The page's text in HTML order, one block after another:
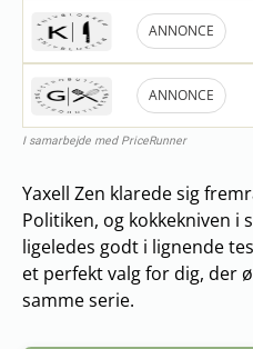
ANNONCE
ANNONCE
I samarbejde med PriceRunner
Yaxell Zen klarede sig
Politiken, og kokkekniven i
ligeledes godt i lignende
et perfekt valg for dig, der
samme serie.